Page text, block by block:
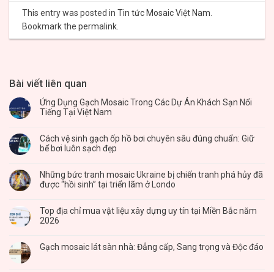
This entry was posted in Tin tức Mosaic Việt Nam
Bookmark the permalink
Bài viết liên quan
Ứng Dụng Gạch Mosaic Trong Các Dự Án Khách Sạn Nổi
Tiếng Tại Việt Nam
Cách vệ sinh gạch ốp hồ bơi chuyên sâu đúng chuẩn: Giữ
bể bơi luôn sạch đẹp
Những bức tranh mosaic Ukraine bị chiến tranh phá hủy đã
được “hồi sinh” tại triển lãm ở Londo
Top địa chỉ mua vật liệu xây dựng uy tín tại Miền Bắc năm
2026
Gạch mosaic lát sàn nhà: Đẳng cấp, Sang trọng và Độc đáo